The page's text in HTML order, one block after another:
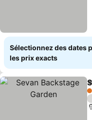
Sélectionnez des dates
les prix exacts
3